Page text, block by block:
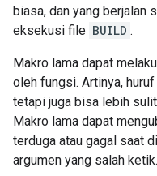
biasa, dan yang berjalan
eksekusi file BUILD .
Makro lama dapat
oleh fungsi. Artinya,
tetapi juga bisa lebih
Makro lama dapat
terduga atau gagal saat
argumen yang salah ketik.